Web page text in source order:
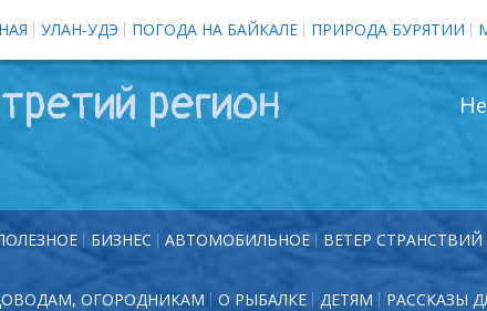
УЛАН-УДЭ ПОГОДА НА БАЙКАЛЕ ПРИРОДА БУРЯТИИ
регион
БИЗНЕС АВТОМОБИЛЬНОЕ ВЕТЕР СТРАНСТВИЙ
ОГОРОДНИКАМ О РЫБАЛКЕ ДЕТЯМ РАССКАЗЫ